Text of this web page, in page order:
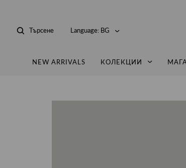
Търсене Language: BG
NEW ARRIVALS КОЛЕКЦИИ